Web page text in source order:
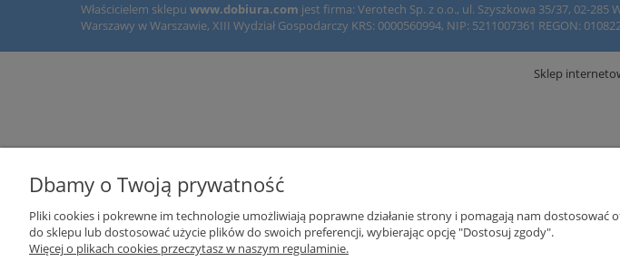
Właścicielem sklepu www.dobiura.com jest firma: Verotech Sp. z o.o., ul. Szyszkowa 35/37, 02-
Warszawy w Warszawie, XIII Wydział Gospodarczy KRS: 0000560994, NIP: 5211007361 REGON:
Sklep
Dbamy o Twoją prywatność
Pliki cookies i pokrewne im technologie umożliwiają poprawne działanie strony i pomagają nam
do sklepu lub dostosować użycie plików do swoich preferencji, wybierając opcję "Dostosuj zgody".
Więcej o plikach cookies przeczytasz w naszym regulaminie.